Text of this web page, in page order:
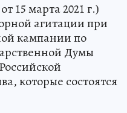
15 марта 2021 г.)
агитации при
кампании по
Думы
которые состоятся